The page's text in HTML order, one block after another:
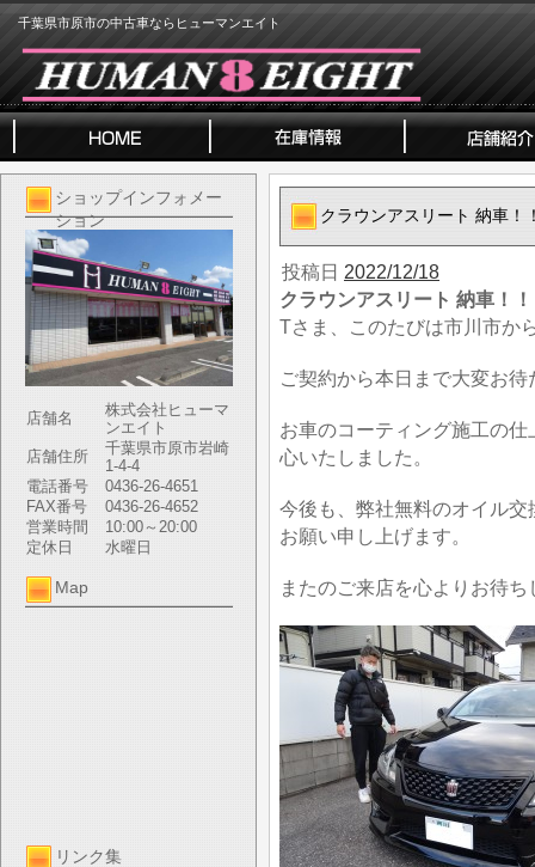
千葉県市原市の中古車ならヒューマンエイト
ショップインフォメー
ション
店舗名
株式会社ヒューマ
ンエイト
店舗住所
千葉県市原市岩崎
1-4-4
電話番号
0436-26-4651
FAX番号
0436-26-4652
営業時間
10:00～20:00
定休日
水曜日
Map
リンク集
クラウンアスリート 納車！
投稿日 2022/12/18
クラウンアスリート 納車！！
Tさま、このたびは市川市か
ご契約から本日まで大変お
お車のコーティング施工の
心いたしました。
今後も、弊社無料のオイル
お願い申し上げます。
またのご来店を心よりお待